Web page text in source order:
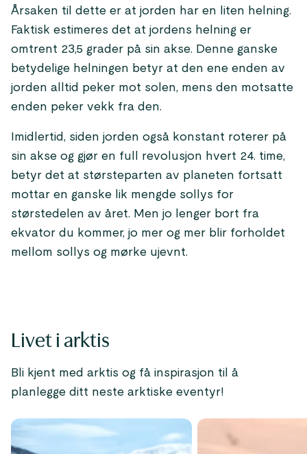
Årsaken til dette er at jorden har en liten helning.
Faktisk estimeres det at jordens helning er
omtrent 23,5 grader på sin akse. Denne ganske
betydelige helningen betyr at den ene enden av
jorden alltid peker mot solen, mens den motsatte
enden peker vekk fra den.
Imidlertid, siden jorden også konstant roterer på
sin akse og gjør en full revolusjon hvert 24. time,
betyr det at størsteparten av planeten fortsatt
mottar en ganske lik mengde sollys for
størstedelen av året. Men jo lenger bort fra
ekvator du kommer, jo mer og mer blir forholdet
mellom sollys og mørke ujevnt.
Livet i arktis
Bli kjent med arktis og få inspirasjon til å
planlegge ditt neste arktiske eventyr!